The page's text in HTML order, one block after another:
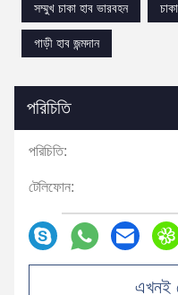
সম্মুখ চাকা হাব ভারবহন
গাড়ী হাব জন্মদান
পরিচিতি
পরিচিতি:
টেলিফোন:
এখনই